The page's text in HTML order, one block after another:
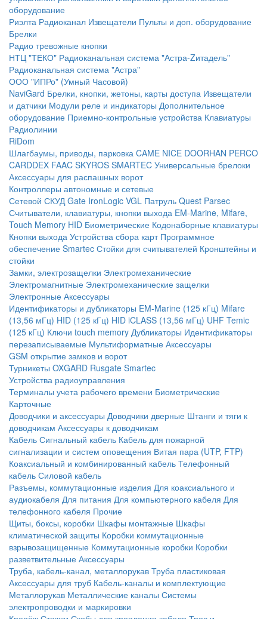
оборудование
Риэлта Радиоканал Извещатели Пульты и доп. оборудование
Брелки
Радио тревожные кнопки
НТЦ "ТЕКО" Радиоканальная система "Астра-Zитадель"
Радиоканальная система "Астра"
ООО "ИПРо" (Умный Часовой)
NaviGard Брелки, кнопки, жетоны, карты доступа Извещатели
и датчики Модули реле и индикаторы Дополнительное
оборудование Приемно-контрольные устройства Клавиатуры
Радиолинии
RiDom
Шлагбаумы, приводы, парковка CAME NICE DOORHAN PERCO
CARDDEX FAAC SKYROS SMARTEC Универсальные брелоки
Аксессуары для распашных ворот
Контроллеры автономные и сетевые
Сетевой СКУД Gate IronLogic VGL Патруль Quest Parsec
Считыватели, клавиатуры, кнопки выхода EM-Marine, Mifare,
Touch Memory HID Биометрические Кодонаборные клавиатуры
Кнопки выхода Устройства сбора карт Программное
обеспечение Smartec Стойки для считывателей Кронштейны и
стойки
Замки, электрозащелки Электромеханические
Электромагнитные Электромеханические защелки
Электронные Аксессуары
Идентификаторы и дубликаторы EM-Marine (125 кГц) Mifare
(13,56 мГц) HID (125 кГц) HID iCLASS (13,56 мГц) UHF Temic
(125 кГц) Ключи touch memory Дубликаторы Идентификаторы
перезаписываемые Мультиформатные Аксессуары
GSM открытие замков и ворот
Турникеты OXGARD Rusgate Smartec
Устройства радиоуправления
Терминалы учета рабочего времени Биометрические
Карточные
Доводчики и аксессуары Доводчики дверные Штанги и тяги к
доводчикам Аксессуары к доводчикам
Кабель Сигнальный кабель Кабель для пожарной
сигнализации и систем оповещения Витая пара (UTP, FTP)
Коаксиальный и комбинированный кабель Телефонный
кабель Силовой кабель
Разъемы, коммутационные изделия Для коаксиального и
аудиокабеля Для питания Для компьютерного кабеля Для
телефонного кабеля Прочие
Щиты, боксы, коробки Шкафы монтажные Шкафы
климатической защиты Коробки коммутационные
взрывозащищенные Коммутационные коробки Коробки
разветвительные Аксессуары
Труба, кабель-канал, металлорукав Труба пластиковая
Аксессуары для труб Кабель-каналы и комплектующие
Металлорукав Металлические каналы Системы
электропроводки и маркировки